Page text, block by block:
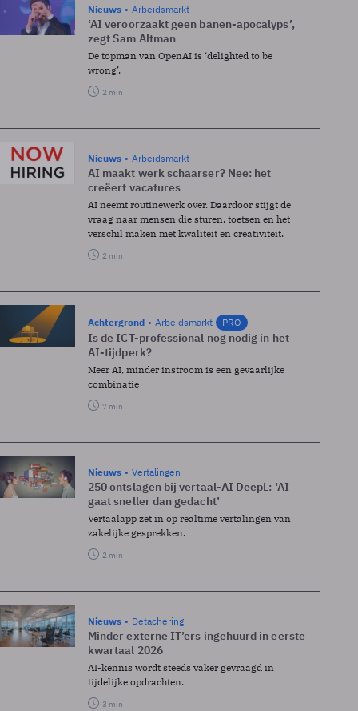
Nieuws Arbeidsmarkt
‘AI veroorzaakt geen banen-apocalyps’,
zegt Sam Altman
De topman van OpenAI is ‘delighted to be
wrong’.
2 min
Nieuws Arbeidsmarkt
AI maakt werk schaarser? Nee: het
creëert vacatures
AI neemt routinewerk over. Daardoor stijgt de
vraag naar mensen die sturen, toetsen en het
verschil maken met kwaliteit en creativiteit.
2 min
Achtergrond Arbeidsmarkt PRO
Is de ICT-professional nog nodig in het
AI-tijdperk?
Meer AI, minder instroom is een gevaarlijke
combinatie
7 min
Nieuws Vertalingen
250 ontslagen bij vertaal-AI DeepL: ‘AI
gaat sneller dan gedacht’
Vertaalapp zet in op realtime vertalingen van
zakelijke gesprekken.
2 min
Nieuws Detachering
Minder externe IT’ers ingehuurd in eerste
kwartaal 2026
AI-kennis wordt steeds vaker gevraagd in
tijdelijke opdrachten.
3 min